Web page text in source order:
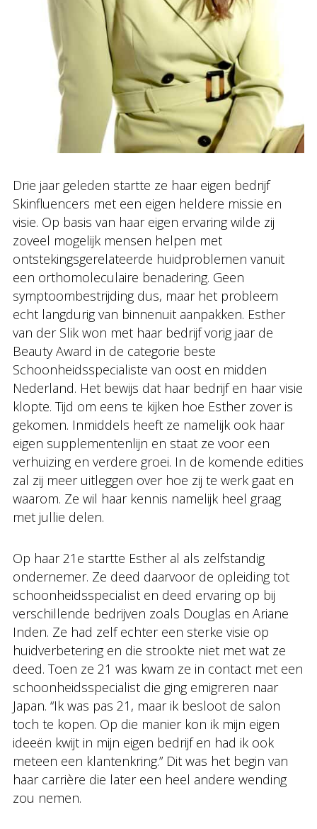
Drie jaar geleden startte ze haar eigen bedrijf
Skinfluencers met een eigen heldere missie en
visie. Op basis van haar eigen ervaring wilde zij
zoveel mogelijk mensen helpen met
ontstekingsgerelateerde huidproblemen vanuit
een orthomoleculaire benadering. Geen
symptoombestrijding dus, maar het probleem
echt langdurig van binnenuit aanpakken. Esther
van der Slik won met haar bedrijf vorig jaar de
Beauty Award in de categorie beste
Schoonheidsspecialiste van oost en midden
Nederland. Het bewijs dat haar bedrijf en haar visie
klopte. Tijd om eens te kijken hoe Esther zover is
gekomen. Inmiddels heeft ze namelijk ook haar
eigen supplementenlijn en staat ze voor een
verhuizing en verdere groei. In de komende edities
zal zij meer uitleggen over hoe zij te werk gaat en
waarom. Ze wil haar kennis namelijk heel graag
met jullie delen.
Op haar 21e startte Esther al als zelfstandig
ondernemer. Ze deed daarvoor de opleiding tot
schoonheidsspecialist en deed ervaring op bij
verschillende bedrijven zoals Douglas en Ariane
Inden. Ze had zelf echter een sterke visie op
huidverbetering en die strookte niet met wat ze
deed. Toen ze 21 was kwam ze in contact met een
schoonheidsspecialist die ging emigreren naar
Japan. “Ik was pas 21, maar ik besloot de salon
toch te kopen. Op die manier kon ik mijn eigen
ideeën kwijt in mijn eigen bedrijf en had ik ook
meteen een klantenkring.” Dit was het begin van
haar carrière die later een heel andere wending
zou nemen.